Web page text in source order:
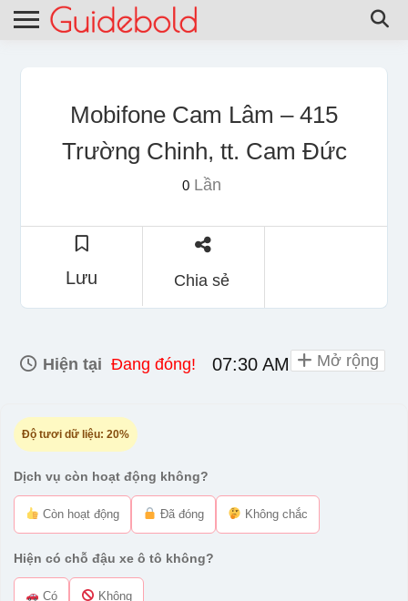
Mobifone Cam Lâm – 415
Trường Chinh, tt. Cam Đức
0Lần
Lưu Chia sẻ
Hiện tại Đang đóng! 07:30 AM - 08:00 PM
Độ tươi dữ liệu: 20%
Dịch vụ còn hoạt động không?
Còn hoạt động Đã đóng Không chắc
Hiện có chỗ đậu xe ô tô không?
Có Không
Mở rộng